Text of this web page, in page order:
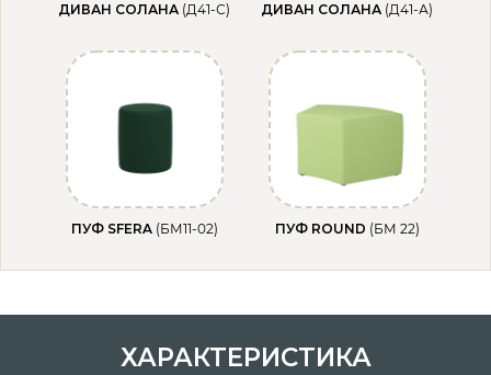
ДИВАН СОЛАНА (Д41-С) ДИВАН СОЛАНА (Д41-А)
ПУФ SFERA (БМ11-02) ПУФ ROUND (БМ 22)
ХАРАКТЕРИСТИКА